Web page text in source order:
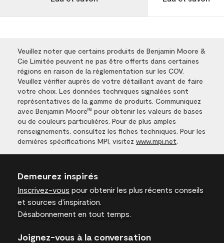
Veuillez noter que certains produits de Benjamin Moore &
Cie Limitée peuvent ne pas être offerts dans certaines
régions en raison de la réglementation sur les COV.
Veuillez vérifier auprès de votre détaillant avant de faire
votre choix. Les données techniques signalées sont
représentatives de la gamme de produits. Communiquez
avec Benjamin Moore MD pour obtenir les valeurs de bases
ou de couleurs particulières. Pour de plus amples
renseignements, consultez les fiches techniques. Pour les
dernières spécifications MPI, visitez www.mpi.net
Demeurez inspirés
Inscrivez-vous pour obtenir les plus récents conseils
et sources d’inspiration.
Désabonnement en tout temps.
Joignez-vous à la conversation